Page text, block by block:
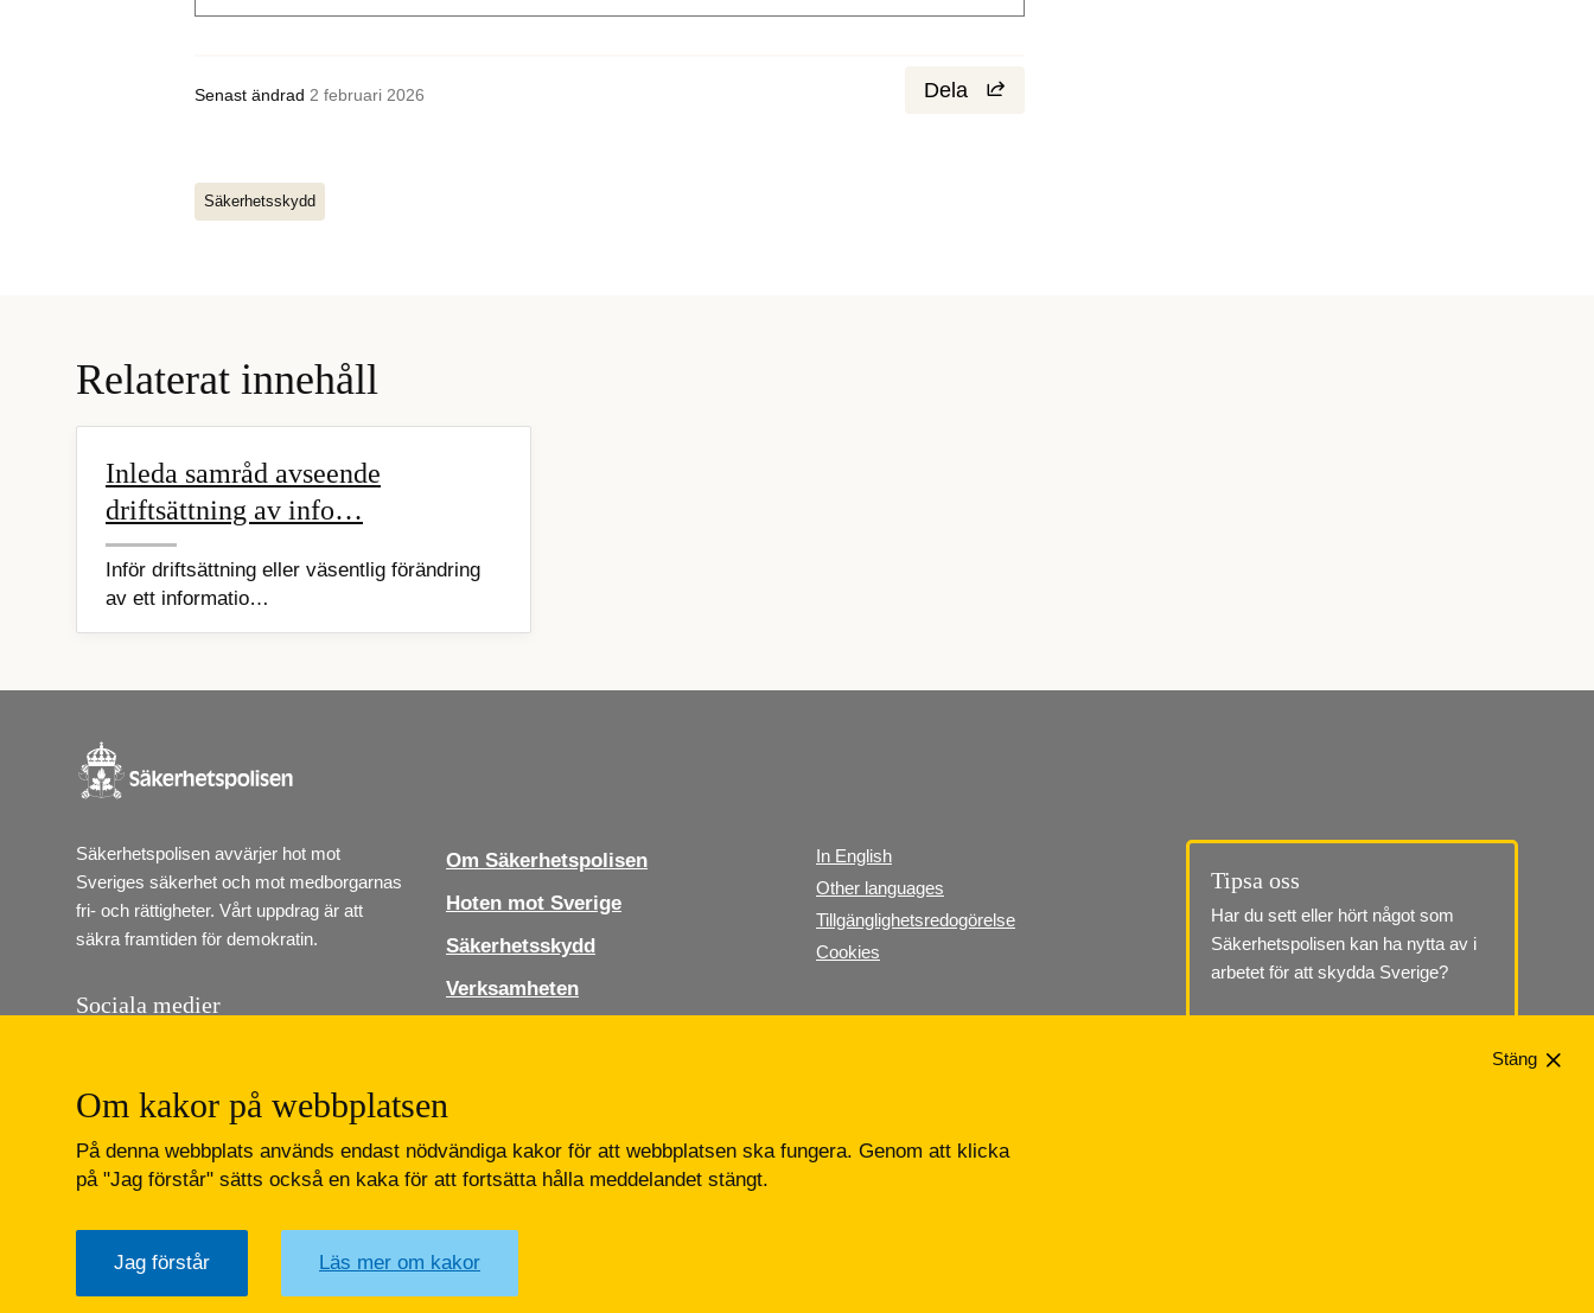
Senast ändrad 2 februari 2026
Säkerhetsskydd
Dela
Relaterat innehåll
Inleda samråd avseende
driftsättning av info…
Inför driftsättning eller väsentlig förändring
av ett informatio…
Säkerhetspolisen avvärjer hot mot
Sveriges säkerhet och mot medborgarnas
fri- och rättigheter. Vårt uppdrag är att
säkra framtiden för demokratin.
Sociala medier
Instagram LinkedIn Youtube
Om Säkerhetspolisen
Hoten mot Sverige
Säkerhetsskydd
Verksamheten
In English
Other languages
Tillgänglighetsredogörelse
Cookies
Tipsa oss
Har du sett eller hört något som
Säkerhetspolisen kan ha nytta av i
arbetet för att skydda Sverige?
Säkerhetspolisen
Om kakor på webbplatsen
På denna webbplats används endast nödvändiga kakor för att webbplatsen ska fungera. Genom att klicka
på "Jag förstår" sätts också en kaka för att fortsätta hålla meddelandet stängt.
Jag förstår Läs mer om kakor
Stäng